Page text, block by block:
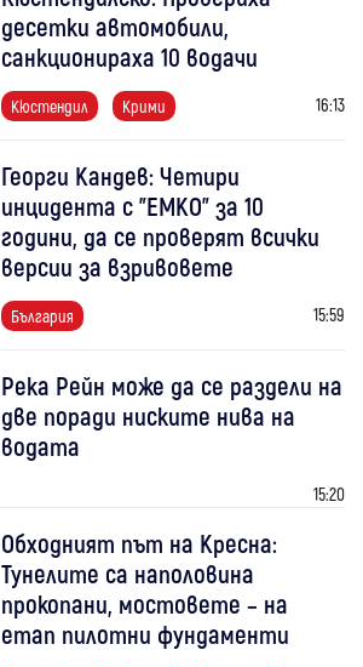
десетки автомобили,
санкционираха 10 водачи
Кюстендил Крими 16:13
Георги Кандев: Четири
инцидента с "ЕМКО" за 10
години, да се проверят всички
версии за взривовете
България 15:59
Река Рейн може да се раздели на
две поради ниските нива на
водата
15:20
Обходният път на Кресна:
Тунелите са наполовина
прокопани, мостовете – на
етап пилотни фундаменти